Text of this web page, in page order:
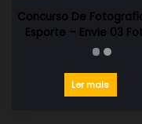
Concurso De
Esporte – Envie 03
Ler mais